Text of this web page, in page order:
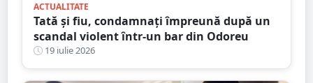
ACTUALITATE
Tată și fiu, condamnați împreună după un
scandal violent într-un bar din Odoreu
19 iulie 2026